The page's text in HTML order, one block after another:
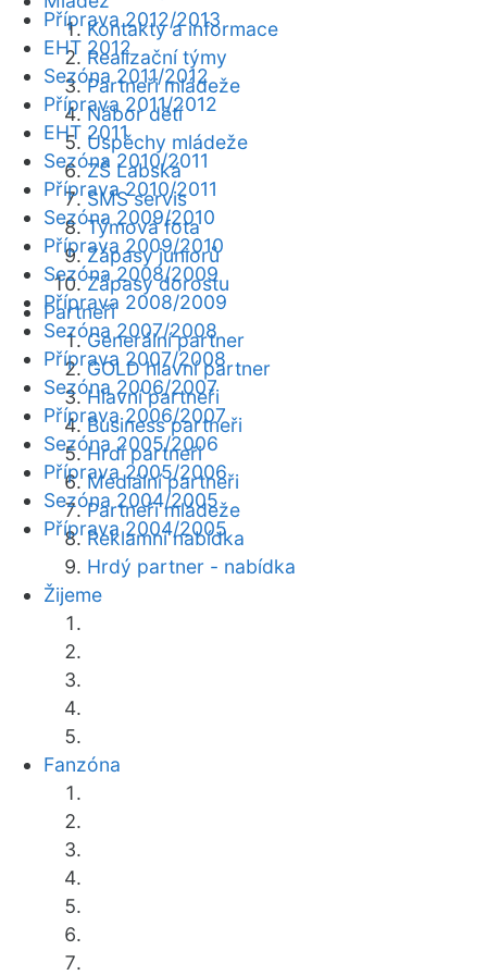
Kontakty a informace
Realizační týmy
Partneři mládeže
Nábor dětí
Úspěchy mládeže
ZŠ Labská
SMS servis
Týmová fota
Zápasy juniorů
Zápasy dorostu
Partneři
Generální partner
GOLD hlavní partner
Hlavní partneři
Business partneři
Hrdí partneři
Mediální partneři
Partneři mládeže
Reklamní nabídka
Hrdý partner - nabídka
Žijeme
Fanzóna
Příprava 2012/2013
EHT 2012
Sezóna 2011/2012
Příprava 2011/2012
EHT 2011
Sezóna 2010/2011
Příprava 2010/2011
Sezóna 2009/2010
Příprava 2009/2010
Sezóna 2008/2009
Příprava 2008/2009
Sezóna 2007/2008
Příprava 2007/2008
Sezóna 2006/2007
Příprava 2006/2007
Sezóna 2005/2006
Příprava 2005/2006
Sezóna 2004/2005
Příprava 2004/2005